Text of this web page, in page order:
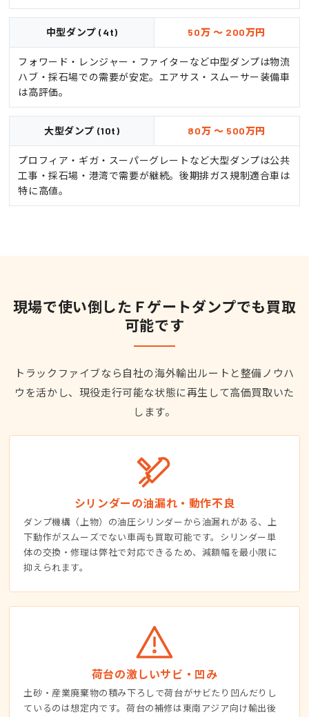
中型ダンプ (4t)
フォワード・レンジャー・ファイターなど中型ダンプは物流
ハブ・採石場での需要が安定。エアサス・スムーサー装備車
は高評価。
50万 ～ 200万円
大型ダンプ (10t)
プロフィア・ギガ・スーパーグレートなど大型ダンプは公共
工事・採石場・港湾で需要が継続。後期排ガス規制適合車は
特に高値。
80万 ～ 500万円
現場で使い倒したＦゲートダンプでも買取
可能です
トラックファイブなら自社の海外輸出ルートと整備ノウハ
ウを活かし、現役走行可能な状態に再生して高価買取いた
します。
シリンダーの油漏れ・動作不良
ダンプ機構（上物）の油圧シリンダーから油漏れがある、上
下動作がスムーズでない車両も買取可能です。シリンダー単
体の交換・修理は弊社で対応できるため、減額幅を最小限に
抑えられます。
荷台の激しいサビ・凹み
土砂・産業廃棄物の積み下ろしで荷台がサビたり凹んだりし
ているのは想定内です。荷台の補修は東南アジア向け輸出後